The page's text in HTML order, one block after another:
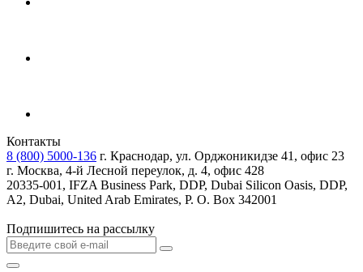
Контакты
8 (800) 5000-136 г. Краснодар, ул. Орджоникидзе 41, офис 23
г. Москва, 4-й Лесной переулок, д. 4, офис 428
20335-001, IFZA Business Park, DDP, Dubai Silicon Oasis, DDP,
A2, Dubai, United Arab Emirates, P. O. Box 342001
Подпишитесь на рассылку